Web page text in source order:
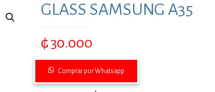
GLASS SAMSUNG A35
₲30.000
Comprar por Whatsapp